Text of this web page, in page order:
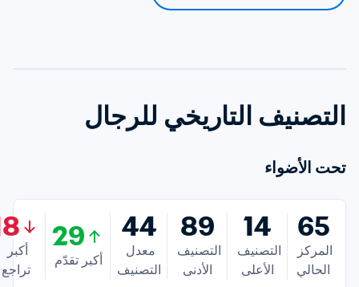
التصنيف التاريخي للرجال
تحت الأضواء
65
الحالي
14
الأعلى
89
الأدنى
44
التصنيف
29
أكبر تقدّم
تراجع